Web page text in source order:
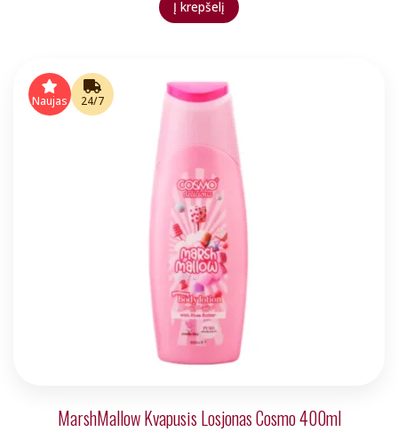
Į krepšelį
Naujas 24/7
MarshMallow Kvapusis Losjonas Cosmo 400ml